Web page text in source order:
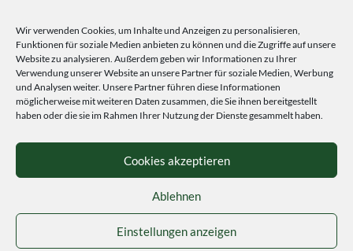
Wir verwenden Cookies, um Inhalte und Anzeigen zu personalisieren,
Funktionen für soziale Medien anbieten zu können und die Zugriffe auf unsere
Website zu analysieren. Außerdem geben wir Informationen zu Ihrer
Verwendung unserer Website an unsere Partner für soziale Medien, Werbung
und Analysen weiter. Unsere Partner führen diese Informationen
möglicherweise mit weiteren Daten zusammen, die Sie ihnen bereitgestellt
haben oder die sie im Rahmen Ihrer Nutzung der Dienste gesammelt haben.
Cookies akzeptieren
Ablehnen
Einstellungen anzeigen
© 2020 Staudengärtnerei Peters. All Rights Reserved.